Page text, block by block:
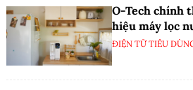
O-Tech chính
hiệu máy lọc
ĐIỆN TỬ TIÊU